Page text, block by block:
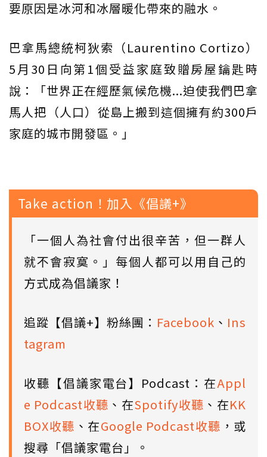
要原因是冰河和冰層暖化帶來的融水。
巴拿馬總統柯狄索（Laurentino Cortizo）
5月30日向第1個受益家庭致贈房屋鑰匙時
說：「世界正在經歷氣候危機...迫使我們巴拿
馬人把（人口）從島上搬到這個擁有約300戶
家庭的城市開發區。」
Take action！加入《倡議+》
「一個人為社會付出很辛苦，但一群人
就不會寂寞。」每個人都可以用自己的
方式成為倡議家！
追蹤【倡議+】粉絲團： Facebook 、 Ins
tagram
收聽【倡議家電台】Podcast：在Appl
e Podcast收聽 、在Spotify收聽 、在KK
BOX收聽 、在Google Podcast收聽 ，或
搜尋「倡議家電台」。